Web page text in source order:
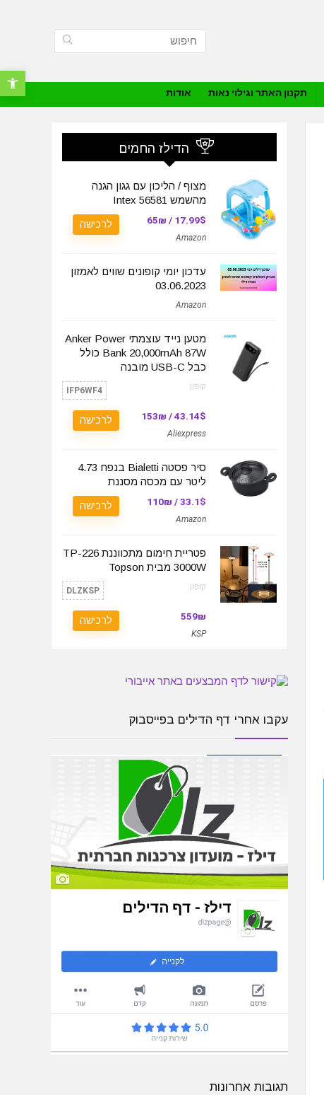
פתח
תקנון האתר וגילוי נאות אודות
הדילז החמים
מצוף / הליכון עם גגון הגנה
מהשמש Intex 56581
17.99$ / 65₪
Amazon
לרכישה
עדכון יומי קופונים שווים לאמזון
03.06.2023
Amazon
מטען נייד עוצמתי Anker Power
Bank 20,000mAh 87W כולל
כבל USB-C מובנה
קופון: IFP6WF4
43.14$ / 153₪
Aliexpress
לרכישה
סיר פסטה Bialetti בנפח 4.73
ליטר עם מכסה מסננת
33.1$ / 110₪
Amazon
לרכישה
פטריית חימום מתכווננת TP-226
3000W מבית Topson
קופון: DLZKSP
559₪
KSP
לרכישה
עקבו אחרי דף הדילים בפייסבוק
תגובות אחרונות